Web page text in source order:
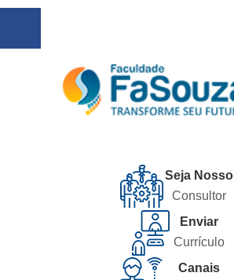
Seja Nosso
Consultor
Enviar
Currículo
Canais